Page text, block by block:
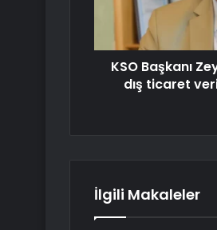
KSO Başkanı
dış ticaret
İlgili Makaleler